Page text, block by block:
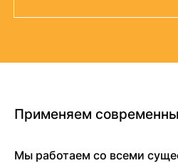
Применяем
Мы работаем со всеми